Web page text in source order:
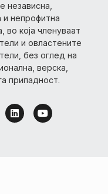
независна,
и непрофитна
во која членуваат
и овластените
без оглед на
верска,
припадност.